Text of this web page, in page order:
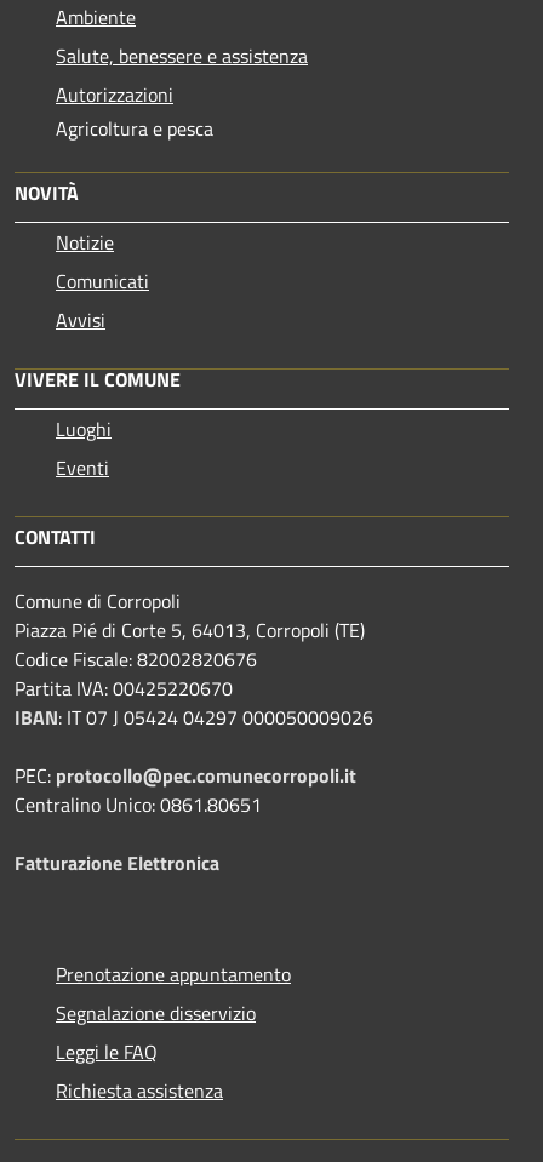
Ambiente
Salute, benessere e assistenza
Autorizzazioni
Agricoltura e pesca
NOVITÀ
Notizie
Comunicati
Avvisi
VIVERE IL COMUNE
Luoghi
Eventi
CONTATTI
Comune di Corropoli
Piazza Pié di Corte 5, 64013, Corropoli (TE)
Codice Fiscale: 82002820676
Partita IVA: 00425220670
IBAN: IT 07 J 05424 04297 000050009026
PEC: protocollo@pec.comunecorropoli.it
Centralino Unico: 0861.80651
Fatturazione Elettronica
Prenotazione appuntamento
Segnalazione disservizio
Leggi le FAQ
Richiesta assistenza